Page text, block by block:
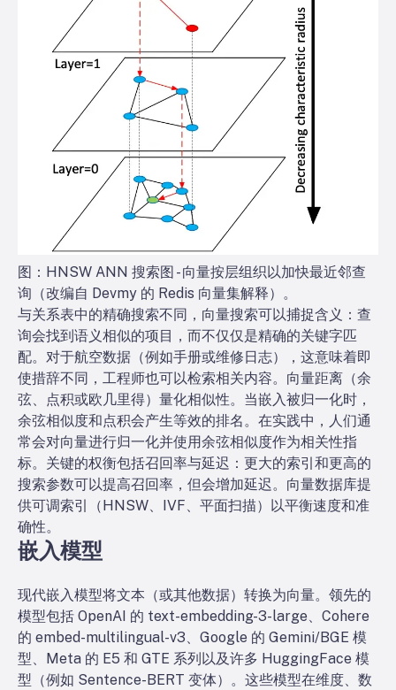
图：HNSW ANN 搜索图 - 向量按层组织以加快最近邻查
询（改编自 Devmy 的 Redis 向量集解释）。
与关系表中的精确搜索不同，向量搜索可以捕捉含义：查
询会找到语义相似的项目，而不仅仅是精确的关键字匹
配。对于航空数据（例如手册或维修日志），这意味着即
使措辞不同，工程师也可以检索相关内容。向量距离（余
弦、点积或欧几里得）量化相似性。当嵌入被归一化时，
余弦相似度和点积会产生等效的排名。在实践中，人们通
常会对向量进行归一化并使用余弦相似度作为相关性指
标。关键的权衡包括召回率与延迟：更大的索引和更高的
搜索参数可以提高召回率，但会增加延迟。向量数据库提
供可调索引（HNSW、IVF、平面扫描）以平衡速度和准
确性。
嵌入模型
现代嵌入模型将文本（或其他数据）转换为向量。领先的
模型包括 OpenAI 的 text-embedding-3-large、Cohere
的 embed-multilingual-v3、Google 的 Gemini/BGE 模
型、Meta 的 E5 和 GTE 系列以及许多 HuggingFace 模
型（例如 Sentence-BERT 变体）。这些模型在维度、数